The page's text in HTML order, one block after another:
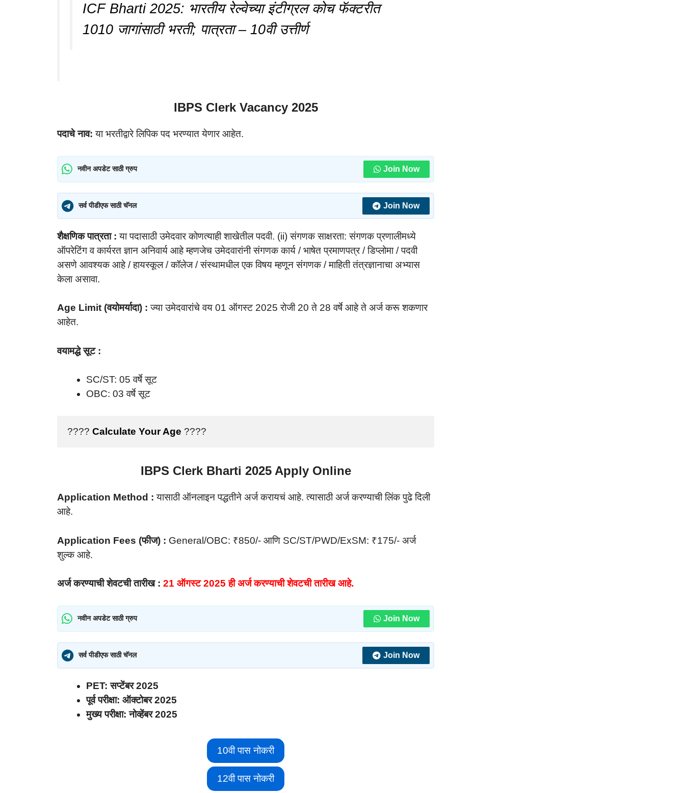
ICF Bharti 2025: भारतीय रेल्वेच्या इंटीग्रल कोच फॅक्टरीत
1010 जागांसाठी भरती; पात्रता – 10वी उत्तीर्ण
IBPS Clerk Vacancy 2025
पदाचे नाव:या भरतीद्वारे लिपिक पद भरण्यात येणार आहेत.
नवीन अपडेट साठी ग्रुप Join Now
सर्व पीडीएफ साठी चॅनल Join Now
शैक्षणिक पात्रता : या पदासाठी उमेदवार कोणत्याही शाखेतील पदवी. (ii) संगणक साक्षरता: संगणक प्रणालीमध्ये
ऑपरेटिंग व कार्यरत ज्ञान अनिवार्य आहे म्हणजेच उमेदवारांनी संगणक कार्य / भाषेत प्रमाणपत्र / डिप्लोमा / पदवी
असणे आवश्यक आहे / हायस्कूल / कॉलेज / संस्थामधील एक विषय म्हणून संगणक / माहिती तंत्रज्ञानाचा अभ्यास
केला असावा.
Age Limit (वयोमर्यादा) : ज्या उमेदवारांचे वय 01 ऑगस्ट 2025 रोजी 20 ते 28 वर्षे आहे ते अर्ज करू शकणार
आहेत.
वयामद्धे सूट :
SC/ST: 05 वर्षे सूट
OBC: 03 वर्षे सूट
???? Calculate Your Age ????
IBPS Clerk Bharti 2025 Apply Online
Application Method : यासाठी ऑनलाइन पद्धतीने अर्ज करायचं आहे. त्यासाठी अर्ज करण्याची लिंक पुढे दिली
आहे.
Application Fees (फीज) : General/OBC: ₹850/- आणि SC/ST/PWD/ExSM: ₹175/- अर्ज
शुल्क आहे.
अर्ज करण्याची शेवटची तारीख : 21 ऑगस्ट 2025 ही अर्ज करण्याची शेवटची तारीख आहे.
नवीन अपडेट साठी ग्रुप Join Now
सर्व पीडीएफ साठी चॅनल Join Now
PET: सप्टेंबर 2025
पूर्व परीक्षा: ऑक्टोबर 2025
मुख्य परीक्षा: नोव्हेंबर 2025
10वी पास नोकरी
12वी पास नोकरी